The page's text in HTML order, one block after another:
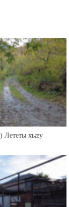
Лететы хъæу